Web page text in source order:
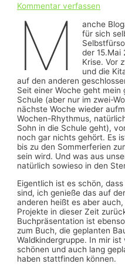
Kommentar verfassen
M
anche
für sich
der 15.Mai
Krise. Vor
und die
auf den anderen
Seit einer Woche geht mein
Schule (aber nur im zwei-
nächste Woche wieder
Wochen-Rhythmus,
Sohn in die Schule geht),
noch gar nichts gehört. Es
bis zu den Sommerferien
sein wird. Und was aus
natürlich sowieso in den
Eigentlich ist es schön,
sind, ich genieße das auf
anderen heißt es aber
Projekte in dieser Zeit
Buchpräsentation ist
zum Buch, die geplanten
Waldkindergruppe. In mir ist
schönen und auch lang
haben stattfinden können.